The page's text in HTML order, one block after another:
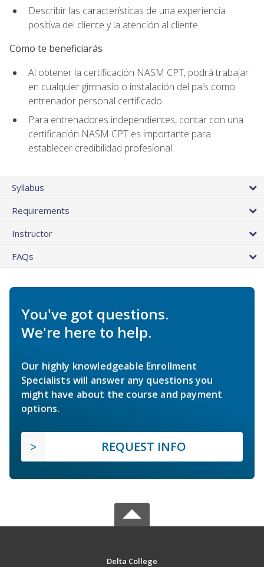
Describir las características de una experiencia
positiva del cliente y la atención al cliente
Como te beneficiarás
Al obtener la certificación NASM CPT, podrá trabajar
en cualquier gimnasio o instalación del país como
entrenador personal certificado
Para entrenadores independientes, contar con una
certificación NASM CPT es importante para
establecer credibilidad profesional.
Syllabus
Requirements
Instructor
FAQs
You've got questions.
We're here to help.
Our highly knowledgeable Enrollment
Specialists will answer any questions you
might have about the course and payment
options.
REQUEST INFO
Delta College